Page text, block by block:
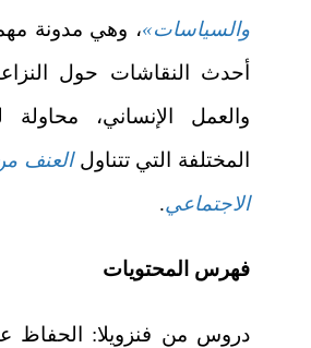
والسياسات»، وهي مدونة
أحدث النقاشات حول
والعمل الإنساني، محاولة
المختلفة التي تتناولالعنف
الاجتماعي.
فهرس المحتويات
دروس من فنزويلا: الحفاظ